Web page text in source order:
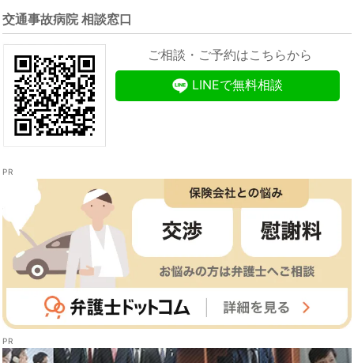
交通事故病院 相談窓口
ご相談・ご予約はこちらから
LINEで無料相談